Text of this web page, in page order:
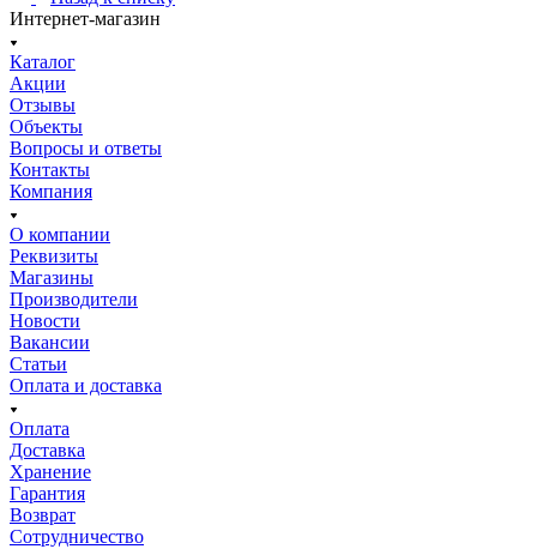
Интернет-магазин
Каталог
Акции
Отзывы
Объекты
Вопросы и ответы
Контакты
Компания
О компании
Реквизиты
Магазины
Производители
Новости
Вакансии
Статьи
Оплата и доставка
Оплата
Доставка
Хранение
Гарантия
Возврат
Сотрудничество